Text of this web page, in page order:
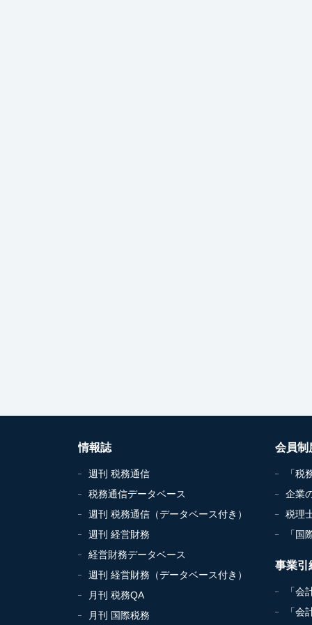
情報誌
週刊 税務通信
税務通信データベース
週刊 税務通信（データベース付き）
週刊 経営財務
経営財務データベース
週刊 経営財務（データベース付き）
月刊 税務QA
月刊 国際税務
会員制
「税
企業
税理
「国
事業引
「会
「会